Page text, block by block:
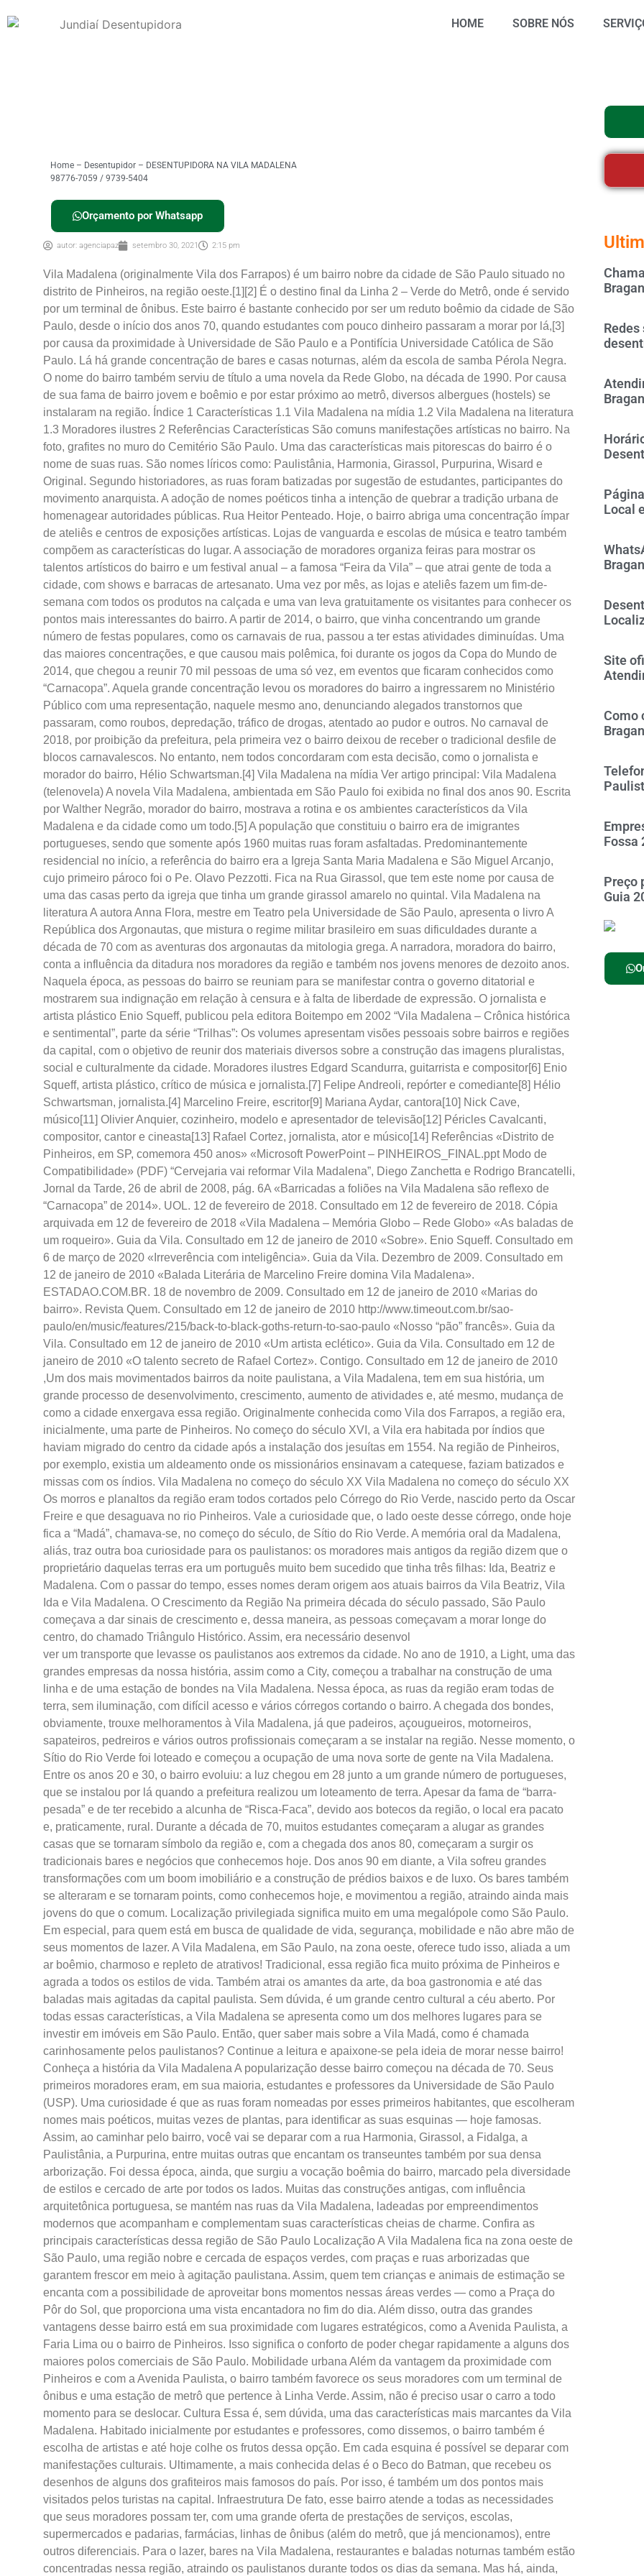
HOME SOBRE NÓS
Home – Desentupidor – DESENTUPIDORA NA VILA MADALENA
98776-7059 / 9739-5404
Orçamento por Whatsapp
autor: agenciapaz setembro 30, 2021 2:15 pm
Vila Madalena (originalmente Vila dos Farrapos) é um bairro nobre da cidade de São Paulo situado no
distrito de Pinheiros, na região oeste.[1][2] É o destino final da Linha 2 – Verde do Metrô, onde é servido
por um terminal de ônibus. Este bairro é bastante conhecido por ser um reduto boêmio da cidade de São
Paulo, desde o início dos anos 70, quando estudantes com pouco dinheiro passaram a morar por lá,[3]
por causa da proximidade à Universidade de São Paulo e a Pontifícia Universidade Católica de São
Paulo. Lá há grande concentração de bares e casas noturnas, além da escola de samba Pérola Negra.
O nome do bairro também serviu de título a uma novela da Rede Globo, na década de 1990. Por causa
de sua fama de bairro jovem e boêmio e por estar próximo ao metrô, diversos albergues (hostels) se
instalaram na região. Índice 1 Características 1.1 Vila Madalena na mídia 1.2 Vila Madalena na literatura
1.3 Moradores ilustres 2 Referências Características São comuns manifestações artísticas no bairro. Na
foto, grafites no muro do Cemitério São Paulo. Uma das características mais pitorescas do bairro é o
nome de suas ruas. São nomes líricos como: Paulistânia, Harmonia, Girassol, Purpurina, Wisard e
Original. Segundo historiadores, as ruas foram batizadas por sugestão de estudantes, participantes do
movimento anarquista. A adoção de nomes poéticos tinha a intenção de quebrar a tradição urbana de
homenagear autoridades públicas. Rua Heitor Penteado. Hoje, o bairro abriga uma concentração ímpar
de ateliês e centros de exposições artísticas. Lojas de vanguarda e escolas de música e teatro também
compõem as características do lugar. A associação de moradores organiza feiras para mostrar os
talentos artísticos do bairro e um festival anual – a famosa “Feira da Vila” – que atrai gente de toda a
cidade, com shows e barracas de artesanato. Uma vez por mês, as lojas e ateliês fazem um fim-de-
semana com todos os produtos na calçada e uma van leva gratuitamente os visitantes para conhecer os
pontos mais interessantes do bairro. A partir de 2014, o bairro, que vinha concentrando um grande
número de festas populares, como os carnavais de rua, passou a ter estas atividades diminuídas. Uma
das maiores concentrações, e que causou mais polêmica, foi durante os jogos da Copa do Mundo de
2014, que chegou a reunir 70 mil pessoas de uma só vez, em eventos que ficaram conhecidos como
“Carnacopa”. Aquela grande concentração levou os moradores do bairro a ingressarem no Ministério
Público com uma representação, naquele mesmo ano, denunciando alegados transtornos que
passaram, como roubos, depredação, tráfico de drogas, atentado ao pudor e outros. No carnaval de
2018, por proibição da prefeitura, pela primeira vez o bairro deixou de receber o tradicional desfile de
blocos carnavalescos. No entanto, nem todos concordaram com esta decisão, como o jornalista e
morador do bairro, Hélio Schwartsman.[4] Vila Madalena na mídia Ver artigo principal: Vila Madalena
(telenovela) A novela Vila Madalena, ambientada em São Paulo foi exibida no final dos anos 90. Escrita
por Walther Negrão, morador do bairro, mostrava a rotina e os ambientes característicos da Vila
Madalena e da cidade como um todo.[5] A população que constituiu o bairro era de imigrantes
portugueses, sendo que somente após 1960 muitas ruas foram asfaltadas. Predominantemente
residencial no início, a referência do bairro era a Igreja Santa Maria Madalena e São Miguel Arcanjo,
cujo primeiro pároco foi o Pe. Olavo Pezzotti. Fica na Rua Girassol, que tem este nome por causa de
uma das casas perto da igreja que tinha um grande girassol amarelo no quintal. Vila Madalena na
literatura A autora Anna Flora, mestre em Teatro pela Universidade de São Paulo, apresenta o livro A
República dos Argonautas, que mistura o regime militar brasileiro em suas dificuldades durante a
década de 70 com as aventuras dos argonautas da mitologia grega. A narradora, moradora do bairro,
conta a influência da ditadura nos moradores da região e também nos jovens menores de dezoito anos.
Naquela época, as pessoas do bairro se reuniam para se manifestar contra o governo ditatorial e
mostrarem sua indignação em relação à censura e à falta de liberdade de expressão. O jornalista e
artista plástico Enio Squeff, publicou pela editora Boitempo em 2002 “Vila Madalena – Crônica histórica
e sentimental”, parte da série “Trilhas”: Os volumes apresentam visões pessoais sobre bairros e regiões
da capital, com o objetivo de reunir dos materiais diversos sobre a construção das imagens pluralistas,
social e culturalmente da cidade. Moradores ilustres Edgard Scandurra, guitarrista e compositor[6] Enio
Squeff, artista plástico, crítico de música e jornalista.[7] Felipe Andreoli, repórter e comediante[8] Hélio
Schwartsman, jornalista.[4] Marcelino Freire, escritor[9] Mariana Aydar, cantora[10] Nick Cave,
músico[11] Olivier Anquier, cozinheiro, modelo e apresentador de televisão[12] Péricles Cavalcanti,
compositor, cantor e cineasta[13] Rafael Cortez, jornalista, ator e músico[14] Referências «Distrito de
Pinheiros, em SP, comemora 450 anos» «Microsoft PowerPoint – PINHEIROS_FINAL.ppt Modo de
Compatibilidade» (PDF) “Cervejaria vai reformar Vila Madalena”, Diego Zanchetta e Rodrigo Brancatelli,
Jornal da Tarde, 26 de abril de 2008, pág. 6A «Barricadas a foliões na Vila Madalena são reflexo de
“Carnacopa” de 2014». UOL. 12 de fevereiro de 2018. Consultado em 12 de fevereiro de 2018. Cópia
arquivada em 12 de fevereiro de 2018 «Vila Madalena – Memória Globo – Rede Globo» «As baladas de
um roqueiro». Guia da Vila. Consultado em 12 de janeiro de 2010 «Sobre». Enio Squeff. Consultado em
6 de março de 2020 «Irreverência com inteligência». Guia da Vila. Dezembro de 2009. Consultado em
12 de janeiro de 2010 «Balada Literária de Marcelino Freire domina Vila Madalena».
ESTADAO.COM.BR. 18 de novembro de 2009. Consultado em 12 de janeiro de 2010 «Marias do
bairro». Revista Quem. Consultado em 12 de janeiro de 2010 http://www.timeout.com.br/sao-
paulo/en/music/features/215/back-to-black-goths-return-to-sao-paulo «Nosso “pão” francês». Guia da
Vila. Consultado em 12 de janeiro de 2010 «Um artista eclético». Guia da Vila. Consultado em 12 de
janeiro de 2010 «O talento secreto de Rafael Cortez». Contigo. Consultado em 12 de janeiro de 2010
,Um dos mais movimentados bairros da noite paulistana, a Vila Madalena, tem em sua história, um
grande processo de desenvolvimento, crescimento, aumento de atividades e, até mesmo, mudança de
como a cidade enxergava essa região. Originalmente conhecida como Vila dos Farrapos, a região era,
inicialmente, uma parte de Pinheiros. No começo do século XVI, a Vila era habitada por índios que
haviam migrado do centro da cidade após a instalação dos jesuítas em 1554. Na região de Pinheiros,
por exemplo, existia um aldeamento onde os missionários ensinavam a catequese, faziam batizados e
missas com os índios. Vila Madalena no começo do século XX Vila Madalena no começo do século XX
Os morros e planaltos da região eram todos cortados pelo Córrego do Rio Verde, nascido perto da Oscar
Freire e que desaguava no rio Pinheiros. Vale a curiosidade que, o lado oeste desse córrego, onde hoje
fica a “Madá”, chamava-se, no começo do século, de Sítio do Rio Verde. A memória oral da Madalena,
aliás, traz outra boa curiosidade para os paulistanos: os moradores mais antigos da região dizem que o
proprietário daquelas terras era um português muito bem sucedido que tinha três filhas: Ida, Beatriz e
Madalena. Com o passar do tempo, esses nomes deram origem aos atuais bairros da Vila Beatriz, Vila
Ida e Vila Madalena. O Crescimento da Região Na primeira década do século passado, São Paulo
começava a dar sinais de crescimento e, dessa maneira, as pessoas começavam a morar longe do
centro, do chamado Triângulo Histórico. Assim, era necessário desenvol
ver um transporte que levasse os paulistanos aos extremos da cidade. No ano de 1910, a Light, uma das
grandes empresas da nossa história, assim como a City, começou a trabalhar na construção de uma
linha e de uma estação de bondes na Vila Madalena. Nessa época, as ruas da região eram todas de
terra, sem iluminação, com difícil acesso e vários córregos cortando o bairro. A chegada dos bondes,
obviamente, trouxe melhoramentos à Vila Madalena, já que padeiros, açougueiros, motorneiros,
sapateiros, pedreiros e vários outros profissionais começaram a se instalar na região. Nesse momento, o
Sítio do Rio Verde foi loteado e começou a ocupação de uma nova sorte de gente na Vila Madalena.
Entre os anos 20 e 30, o bairro evoluiu: a luz chegou em 28 junto a um grande número de portugueses,
que se instalou por lá quando a prefeitura realizou um loteamento de terra. Apesar da fama de “barra-
pesada” e de ter recebido a alcunha de “Risca-Faca”, devido aos botecos da região, o local era pacato
e, praticamente, rural. Durante a década de 70, muitos estudantes começaram a alugar as grandes
casas que se tornaram símbolo da região e, com a chegada dos anos 80, começaram a surgir os
tradicionais bares e negócios que conhecemos hoje. Dos anos 90 em diante, a Vila sofreu grandes
transformações com um boom imobiliário e a construção de prédios baixos e de luxo. Os bares também
se alteraram e se tornaram points, como conhecemos hoje, e movimentou a região, atraindo ainda mais
jovens do que o comum. Localização privilegiada significa muito em uma megalópole como São Paulo.
Em especial, para quem está em busca de qualidade de vida, segurança, mobilidade e não abre mão de
seus momentos de lazer. A Vila Madalena, em São Paulo, na zona oeste, oferece tudo isso, aliada a um
ar boêmio, charmoso e repleto de atrativos! Tradicional, essa região fica muito próxima de Pinheiros e
agrada a todos os estilos de vida. Também atrai os amantes da arte, da boa gastronomia e até das
baladas mais agitadas da capital paulista. Sem dúvida, é um grande centro cultural a céu aberto. Por
todas essas características, a Vila Madalena se apresenta como um dos melhores lugares para se
investir em imóveis em São Paulo. Então, quer saber mais sobre a Vila Madá, como é chamada
carinhosamente pelos paulistanos? Continue a leitura e apaixone-se pela ideia de morar nesse bairro!
Conheça a história da Vila Madalena A popularização desse bairro começou na década de 70. Seus
primeiros moradores eram, em sua maioria, estudantes e professores da Universidade de São Paulo
(USP). Uma curiosidade é que as ruas foram nomeadas por esses primeiros habitantes, que escolheram
nomes mais poéticos, muitas vezes de plantas, para identificar as suas esquinas — hoje famosas.
Assim, ao caminhar pelo bairro, você vai se deparar com a rua Harmonia, Girassol, a Fidalga, a
Paulistânia, a Purpurina, entre muitas outras que encantam os transeuntes também por sua densa
arborização. Foi dessa época, ainda, que surgiu a vocação boêmia do bairro, marcado pela diversidade
de estilos e cercado de arte por todos os lados. Muitas das construções antigas, com influência
arquitetônica portuguesa, se mantém nas ruas da Vila Madalena, ladeadas por empreendimentos
modernos que acompanham e complementam suas características cheias de charme. Confira as
principais características dessa região de São Paulo Localização A Vila Madalena fica na zona oeste de
São Paulo, uma região nobre e cercada de espaços verdes, com praças e ruas arborizadas que
garantem frescor em meio à agitação paulistana. Assim, quem tem crianças e animais de estimação se
encanta com a possibilidade de aproveitar bons momentos nessas áreas verdes — como a Praça do
Pôr do Sol, que proporciona uma vista encantadora no fim do dia. Além disso, outra das grandes
vantagens desse bairro está em sua proximidade com lugares estratégicos, como a Avenida Paulista, a
Faria Lima ou o bairro de Pinheiros. Isso significa o conforto de poder chegar rapidamente a alguns dos
maiores polos comerciais de São Paulo. Mobilidade urbana Além da vantagem da proximidade com
Pinheiros e com a Avenida Paulista, o bairro também favorece os seus moradores com um terminal de
ônibus e uma estação de metrô que pertence à Linha Verde. Assim, não é preciso usar o carro a todo
momento para se deslocar. Cultura Essa é, sem dúvida, uma das características mais marcantes da Vila
Madalena. Habitado inicialmente por estudantes e professores, como dissemos, o bairro também é
escolha de artistas e até hoje colhe os frutos dessa opção. Em cada esquina é possível se deparar com
manifestações culturais. Ultimamente, a mais conhecida delas é o Beco do Batman, que recebeu os
desenhos de alguns dos grafiteiros mais famosos do país. Por isso, é também um dos pontos mais
visitados pelos turistas na capital. Infraestrutura De fato, esse bairro atende a todas as necessidades
que seus moradores possam ter, com uma grande oferta de prestações de serviços, escolas,
supermercados e padarias, farmácias, linhas de ônibus (além do metrô, que já mencionamos), entre
outros diferenciais. Para o lazer, bares na Vila Madalena, restaurantes e baladas noturnas também estão
concentradas nessa região, atraindo os paulistanos durante todos os dias da semana. Mas há, ainda,
Local
Site
Como
Fossa
Preço
Guia